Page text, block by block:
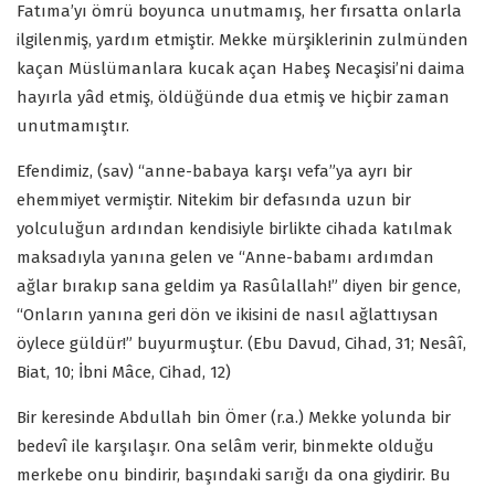
Fatıma’yı ömrü boyunca unutmamış, her fırsatta onlarla
ilgilenmiş, yardım etmiştir. Mekke mürşiklerinin zulmünden
kaçan Müslümanlara kucak açan Habeş Necaşisi’ni daima
hayırla yâd etmiş, öldüğünde dua etmiş ve hiçbir zaman
unutmamıştır.
Efendimiz, (sav) “anne-babaya karşı vefa”ya ayrı bir
ehemmiyet vermiştir. Nitekim bir defasında uzun bir
yolculuğun ardından kendisiyle birlikte cihada katılmak
maksadıyla yanına gelen ve “Anne-babamı ardımdan
ağlar bırakıp sana geldim ya Rasûlallah!” diyen bir gence,
“Onların yanına geri dön ve ikisini de nasıl ağlattıysan
öylece güldür!” buyurmuştur. (Ebu Davud, Cihad, 31; Nesâî,
Biat, 10; İbni Mâce, Cihad, 12)
Bir keresinde Abdullah bin Ömer (r.a.) Mekke yolunda bir
bedevî ile karşılaşır. Ona selâm verir, binmekte olduğu
merkebe onu bindirir, başındaki sarığı da ona giydirir. Bu